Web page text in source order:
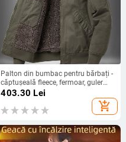
Palton din bumbac pentru bărbați -
căptușeală fleece, fermoar, guler
înalt, croială lejeră, iarnă
403.30 Lei
add_shopping_cart